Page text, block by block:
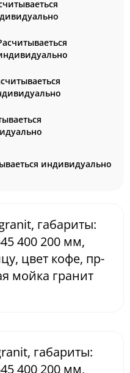
индивидуально
габариты:
400 200 мм,
цвет кофе, пр-
мойка гранит
габариты:
400 200 мм,